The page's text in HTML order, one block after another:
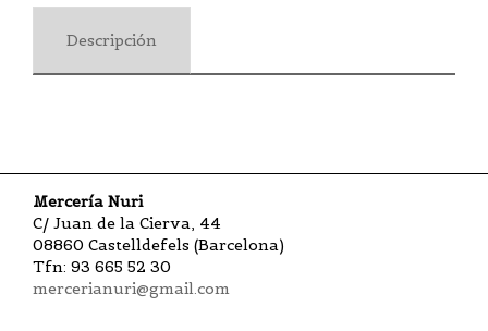
Descripción
Mercería Nuri
C/ Juan de la Cierva, 44
08860 Castelldefels (Barcelona)
Tfn: 93 665 52 30
mercerianuri@gmail.com